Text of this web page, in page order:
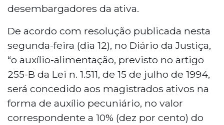
desembargadores da ativa.
De acordo com resolução publicada nesta
segunda-feira (dia 12), no Diário da Justiça,
“o auxílio-alimentação, previsto no artigo
255-B da Lei n. 1.511, de 15 de julho de 1994,
será concedido aos magistrados ativos na
forma de auxílio pecuniário, no valor
correspondente a 10% (dez por cento) do